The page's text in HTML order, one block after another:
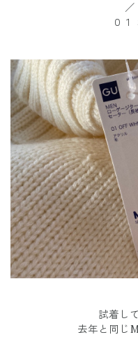
０１
試着し
去年と同じ